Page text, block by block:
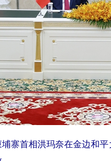
首相洪玛奈在金边和平